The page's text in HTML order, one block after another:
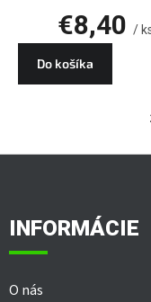
€8,40 /
Do košíka
INFORMÁCIE
O nás